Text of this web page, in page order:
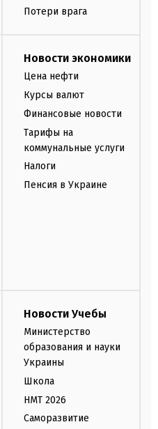
Потери врага
Новости экономики
Цена нефти
Курсы валют
Финансовые новости
Тарифы на
коммунальные услуги
Налоги
Пенсия в Украине
Новости Учебы
Министерство
образования и науки
Украины
Школа
НМТ 2026
Саморазвитие